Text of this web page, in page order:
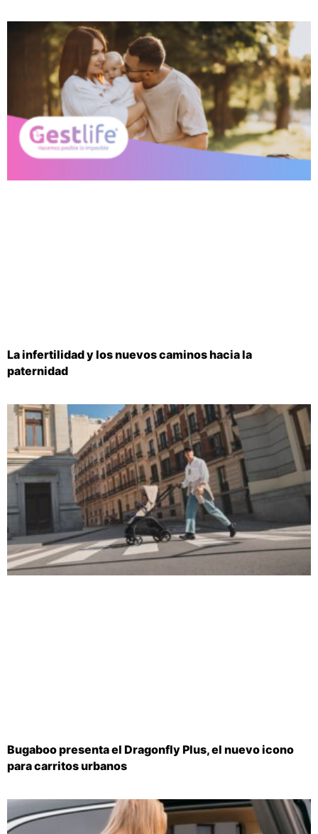
La infertilidad y los nuevos caminos hacia la
paternidad
Bugaboo presenta el Dragonfly Plus, el nuevo icono
para carritos urbanos